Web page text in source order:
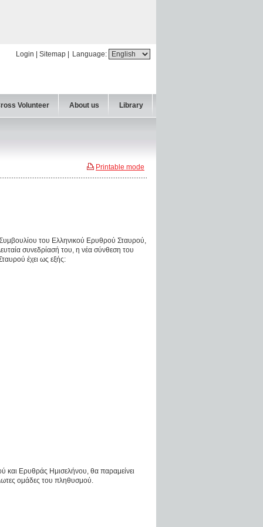
Language:
Login Sitemap
Volunteer About us Library
Printable mode
του Ελληνικού Ερυθρού Σταυρού,
συνεδρίασή του, η νέα σύνθεση του
έχει ως εξής:
Ερυθράς Ημισελήνου, θα παραμείνει
ομάδες του πληθυσμού.